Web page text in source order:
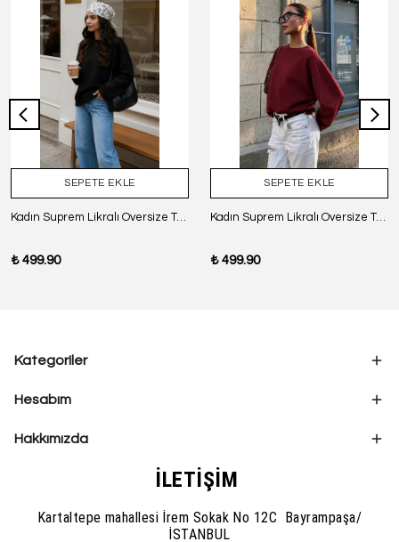
SEPETE EKLE
Kadın Suprem Likralı Oversize T-Shirt - SİYAH
₺ 499.90
SEPETE EKLE
Kadın Suprem Likralı Oversize T-Shirt - BORDO
₺ 499.90
Kategoriler
Hesabım
Hakkımızda
İLETİŞİM
Kartaltepe mahallesi İrem Sokak No 12C Bayrampaşa/
İSTANBUL